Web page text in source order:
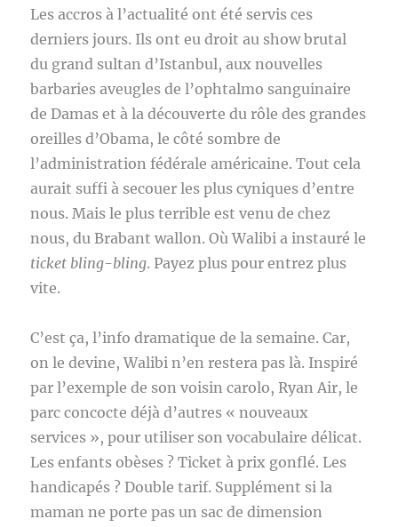
Les accros à l’actualité ont été servis ces
derniers jours. Ils ont eu droit au show brutal
du grand sultan d’Istanbul, aux nouvelles
barbaries aveugles de l’ophtalmo sanguinaire
de Damas et à la découverte du rôle des grandes
oreilles d’Obama, le côté sombre de
l’administration fédérale américaine. Tout cela
aurait suffi à secouer les plus cyniques d’entre
nous. Mais le plus terrible est venu de chez
nous, du Brabant wallon. Où Walibi a instauré le
ticket bling-bling. Payez plus pour entrez plus
vite.
C’est ça, l’info dramatique de la semaine. Car,
on le devine, Walibi n’en restera pas là. Inspiré
par l’exemple de son voisin carolo, Ryan Air, le
parc concocte déjà d’autres « nouveaux
services », pour utiliser son vocabulaire délicat.
Les enfants obèses ? Ticket à prix gonflé. Les
handicapés ? Double tarif. Supplément si la
maman ne porte pas un sac de dimension